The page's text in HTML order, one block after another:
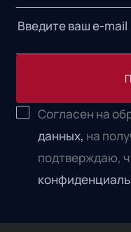
Согласен на
данных, на
подтверждаю,